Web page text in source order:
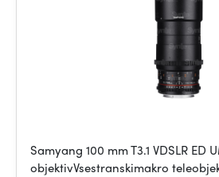
Samyang 100 mm T3.1 VDSLR ED
objektivVsestranskimakro